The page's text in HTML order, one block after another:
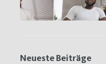
Neueste Beiträge